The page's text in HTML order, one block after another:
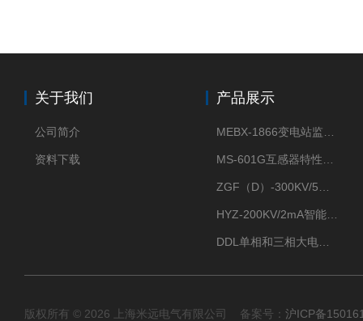
关于我们
公司简介
资料下载
产品展示
版权所有 © 2026 上海米远电气有限公司 备案号： 沪ICP备